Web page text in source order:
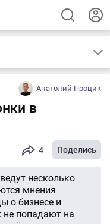
Анатолий Процик
в
4 Поделись
несколько
мнения
о бизнесе и
не попадают на